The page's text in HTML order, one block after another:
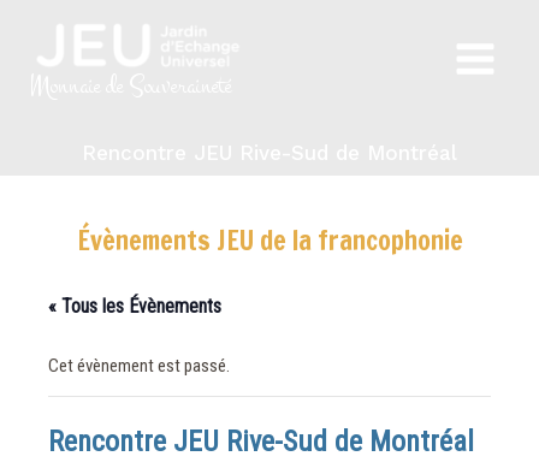
Évènements JEU de la francophonie
« Tous les Évènements
Cet évènement est passé.
Rencontre JEU Rive-Sud de Montréal